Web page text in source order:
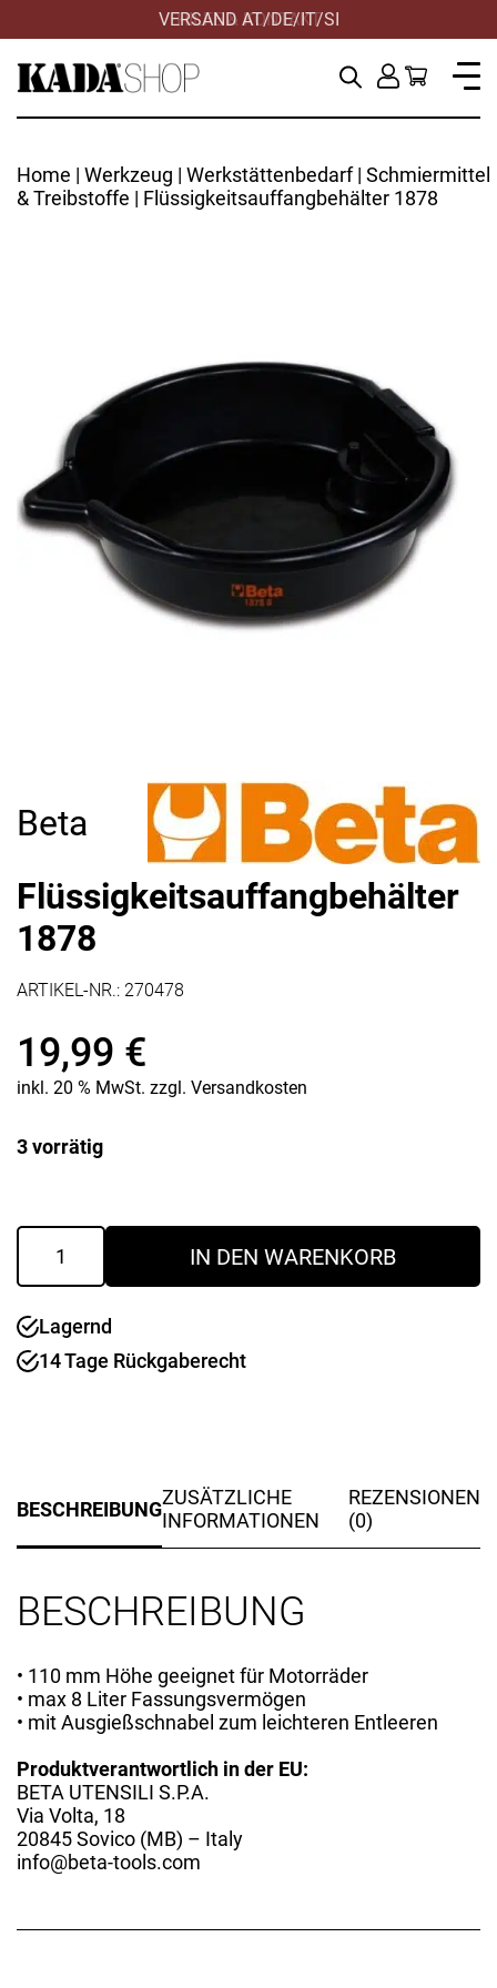
VERSAND AT/DE/IT/SI
Home | Werkzeug | Werkstättenbedarf| Schmiermittel
& Treibstoffe | Flüssigkeitsauffangbehälter 1878
Beta
Flüssigkeitsauffangbehälter
1878
ARTIKEL-NR.: 270478
19,99 €
inkl. 20 % MwSt. zzgl. Versandkosten
3 vorrätig
Flüssigkeitsauffangbehälter
1878
Menge
IN DEN WARENKORB
Lagernd
14 Tage Rückgaberecht
BESCHREIBUNGZUSÄTZLICHE
INFORMATIONEN
REZENSIONEN
(0)
BESCHREIBUNG
• 110 mm Höhe geeignet für Motorräder
• max 8 Liter Fassungsvermögen
• mit Ausgießschnabel zum leichteren Entleeren
Produktverantwortlich in der EU:
BETA UTENSILI S.P.A.
Via Volta, 18
20845 Sovico (MB) – Italy
info@beta-tools.com